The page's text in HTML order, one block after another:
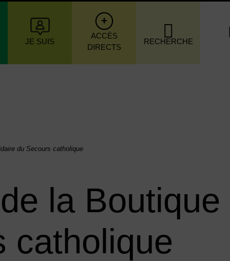
principale
JE SUIS
ACCÈS
DIRECTS
RECHERCHE
du Secours catholique
la Boutique
catholique